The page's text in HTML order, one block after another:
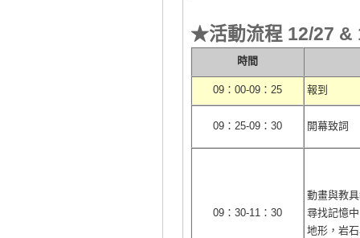
★活動流程 12/27 &
時間
09 ： 00-09 ： 25 報到
09 ： 25-09 ： 30 開幕致詞
09 ： 30-11 ： 30
動畫與教
尋找記憶
地形，岩